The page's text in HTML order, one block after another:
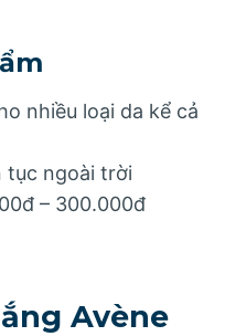
nhiều loại da kể cả
tục ngoài trời
– 300.000đ
Avène